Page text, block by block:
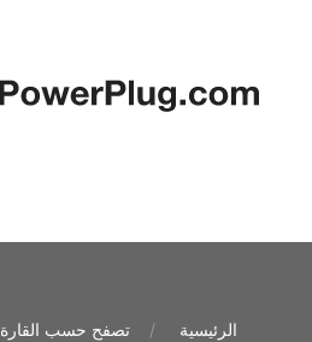
الرئيسية تصفح حسب القارة